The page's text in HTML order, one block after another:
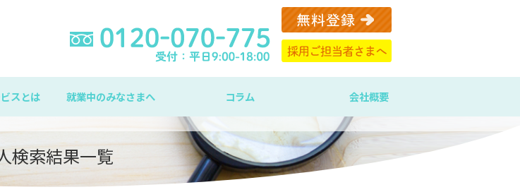
スとは 就業中のみなさまへ コラム 会社概要
検索結果一覧